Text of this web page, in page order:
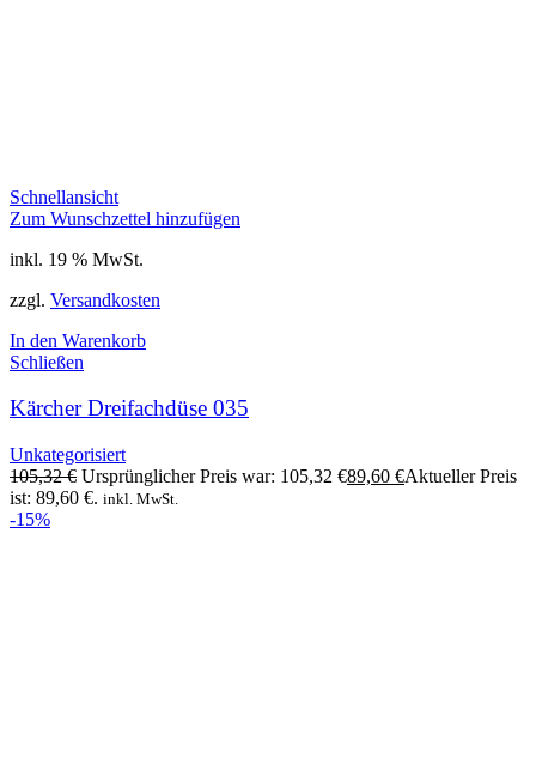
Schnellansicht
Zum Wunschzettel hinzufügen
inkl. 19 % MwSt.
zzgl. Versandkosten
In den Warenkorb
Schließen
Kärcher Dreifachdüse 035
Unkategorisiert
105,32€ Ursprünglicher Preis war: 105,32 €89,60 €Aktueller Preis
ist: 89,60 €. inkl. MwSt.
-15%